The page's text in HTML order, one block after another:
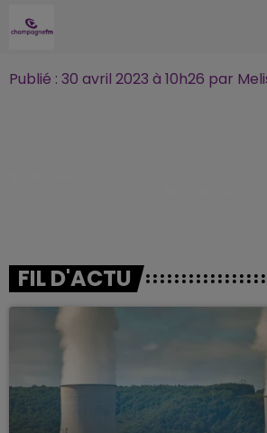
Publié : 30 avril 2023 à 10h26 par
FIL D'ACTU